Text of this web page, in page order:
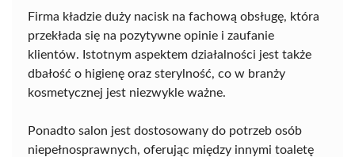
Firma kładzie duży nacisk na fachową obsługę, która
przekłada się na pozytywne opinie i zaufanie
klientów. Istotnym aspektem działalności jest także
dbałość o higienę oraz sterylność, co w branży
kosmetycznej jest niezwykle ważne.
Ponadto salon jest dostosowany do potrzeb osób
niepełnosprawnych, oferując między innymi toaletę